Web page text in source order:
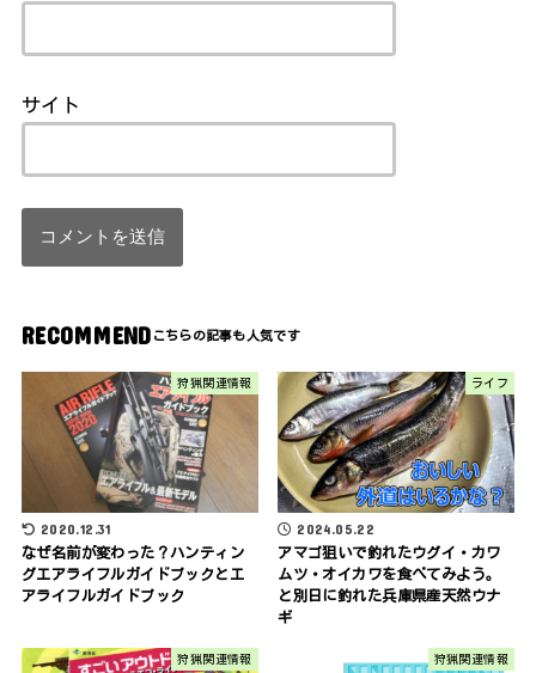
サイト
RECOMMEND
狩猟関連情報
2020.12.31
なぜ名前が変わった？ハンティン
グエアライフルガイドブックとエ
アライフルガイドブック
ライフ
2024.05.22
アマゴ狙いで釣れたウグイ・カワ
ムツ・オイカワを食べてみよう。
と別日に釣れた兵庫県産天然ウナ
ギ
狩猟関連情報 狩猟関連情報